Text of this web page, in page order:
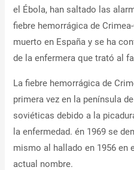
el Ébola, han saltado las
fiebre hemorrágica de
muerto en España y se ha
de la enfermera que trató al
La fiebre hemorrágica de
primera vez en la península
soviéticas debido a la
la enfermedad. én 1969 se
mismo al hallado en 1956 en
actual nombre.